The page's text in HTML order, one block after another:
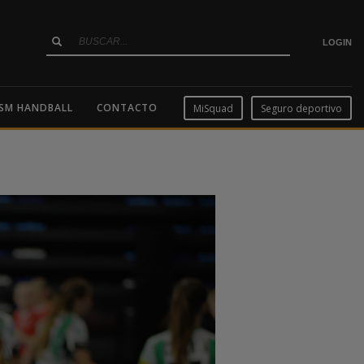
LOGIN
HANDBALL CONTACTO MiSquad Seguro deportivo